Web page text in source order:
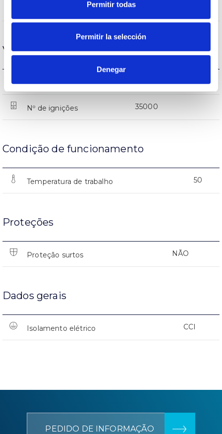
Permitir todas
Permitir la selección
Denegar
Vida
Vida
Nº de ignições 35000
Condição de funcionamento
Temperatura de trabalho 50
Proteções
Proteção surtos NÃO
Dados gerais
Isolamento elétrico CCI
PEDIDO DE INFORMAÇÃO